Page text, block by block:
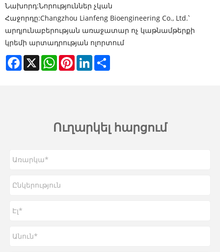
Նախորդ:Նորություններ չկան
Հաջորդը:Changzhou Lianfeng Bioengineering Co., Ltd.՝
արդյունաբերության առաջատար ոչ կաթնամթերքի
կրեմի արտադրության ոլորտում
Facebook
X WhatsAppPinterestLinkedIn
Ուղարկել հարցում